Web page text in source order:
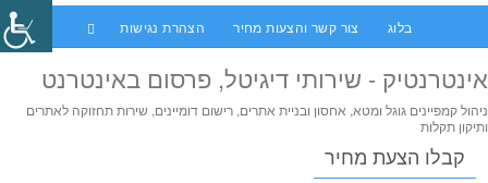
בלוג צור קשר והצעות מחיר הצהרת נגישות
אינטרנטיק - שירותי דיגיטל, פרסום באינטרנט
ניהול קמפיינים גוגל ומטא, אחסון ובניית אתרים, רישום דומיינים, שירות תחזוקה לאתרים
ותיקון תקלות
קבלו הצעת מחיר